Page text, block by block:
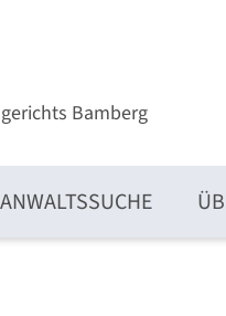
Bamberg
ANWALTSSUCHE